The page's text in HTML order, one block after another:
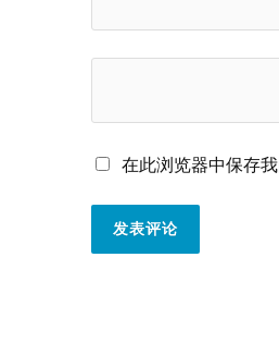
在此浏览器中保存